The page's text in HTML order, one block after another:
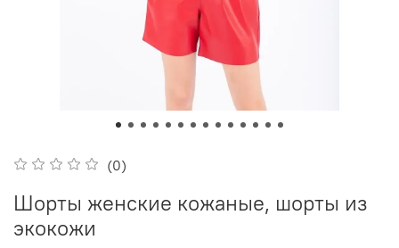
(0)
Шорты женские кожаные, шорты из
экокожи